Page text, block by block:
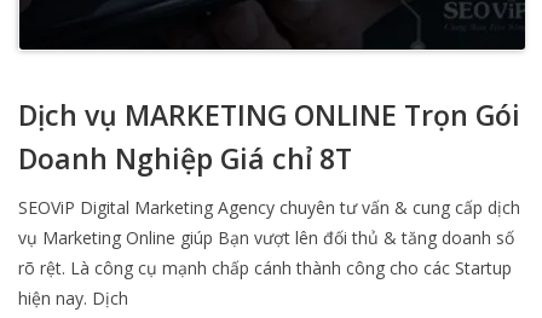
Dịch vụ MARKETING ONLINE Trọn Gói
Doanh Nghiệp Giá chỉ 8T
SEOViP Digital Marketing Agency chuyên tư vấn & cung cấp dịch
vụ Marketing Online giúp Bạn vượt lên đối thủ & tăng doanh số
rõ rệt. Là công cụ mạnh chấp cánh thành công cho các Startup
hiện nay. Dịch